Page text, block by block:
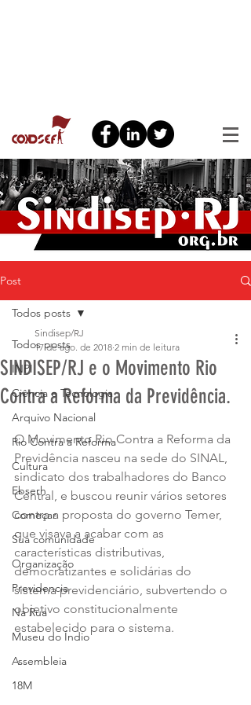
Post
Todos posts
INPI
Ciência e Tecnologia
Arquivo Nacional
Rio Contra a Reforma
Cultura
Ebserh
Começar
Sua comunidade
Organização
Previdencia
Na Rua
Museu do Índio
Assembleia
18M
Todos posts
SINDISEP/RJ e o Movimento Rio
Contra a Reforma da Previdência.
Sindisep/RJ
17 de ago. de 2018 2 min de leitura
O Movimento Rio Contra a Reforma da
Previdência nasceu na sede do SINAL,
sindicato dos trabalhadores do Banco
Central, e buscou reunir vários setores
contra a proposta do governo Temer,
que visava a acabar com as
características distributivas,
democratizantes e solidárias do
sistema previdenciário, subvertendo o
objetivo constitucionalmente
estabelecido para o sistema.